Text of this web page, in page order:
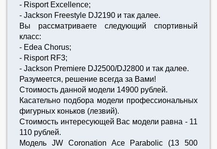
- Risport Excellence;
- Jackson Freestyle DJ2190 и так далее.
Вы рассматриваете следующий спортивный
класс:
- Edea Chorus;
- Risport RF3;
- Jackson Premiere DJ2500/DJ2800 и так далее.
Разумеется, решение всегда за Вами!
Стоимость данной модели 14900 рублей.
Касательно подбора модели профессиональных
фигурных коньков (лезвий).
Стоимость интересующей Вас модели равна - 11
110 рублей.
Модель JW Coronation Ace Parabolic (13 500